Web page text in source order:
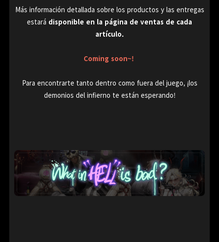
Más información detallada sobre los productos y las entregas
estará disponible en la página de ventas de cada
artículo.
Coming soon~!
Para encontrarte tanto dentro como fuera del juego, ¡los
demonios del infierno te están esperando!